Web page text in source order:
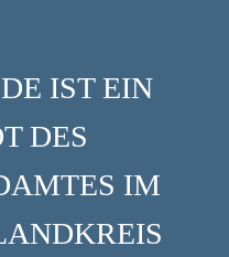
IST EIN
DES
IM